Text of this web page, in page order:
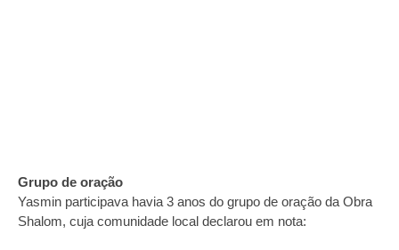
Grupo de oração
Yasmin participava havia 3 anos do grupo de oração da Obra
Shalom, cuja comunidade local declarou em nota: